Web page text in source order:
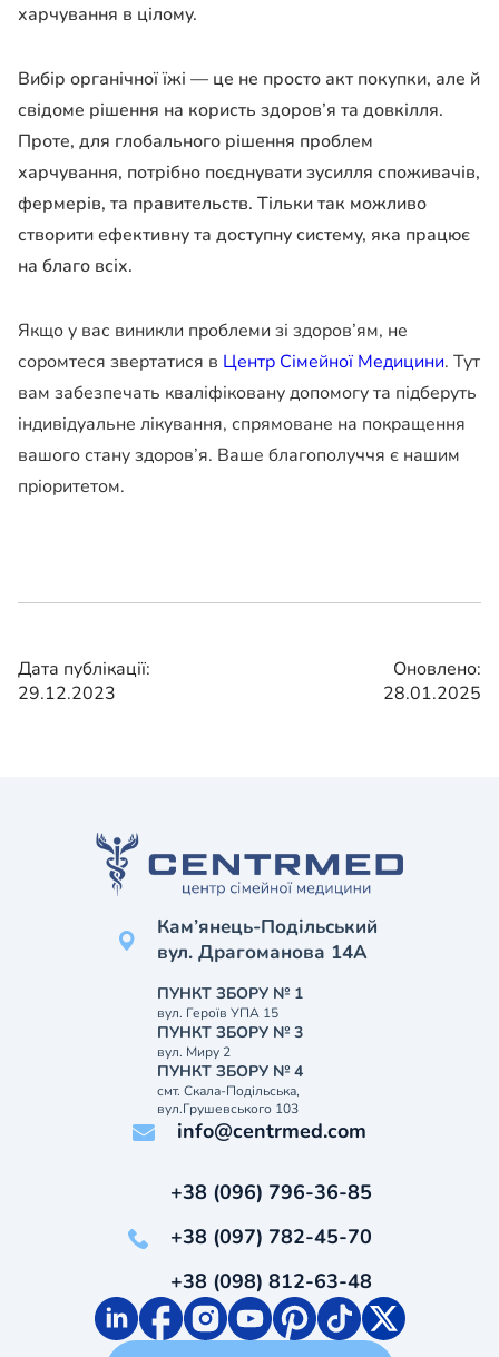
харчування в цілому.
Вибір органічної їжі — це не просто акт покупки, але й
свідоме рішення на користь здоров’я та довкілля.
Проте, для глобального рішення проблем
харчування, потрібно поєднувати зусилля споживачів,
фермерів, та правительств. Тільки так можливо
створити ефективну та доступну систему, яка працює
на благо всіх.
Якщо у вас виникли проблеми зі здоров’ям, не
соромтеся звертатися в Центр Сімейної Медицини. Тут
вам забезпечать кваліфіковану допомогу та підберуть
індивідуальне лікування, спрямоване на покращення
вашого стану здоров’я. Ваше благополуччя є нашим
пріоритетом.
Дата публікації:
29.12.2023
Оновлено:
28.01.2025
Кам’янець-Подільський
вул. Драгоманова 14А
ПУНКТ ЗБОРУ № 1
вул. Героїв УПА 15
ПУНКТ ЗБОРУ № 3
вул. Миру 2
ПУНКТ ЗБОРУ № 4
смт. Скала-Подільська,
вул.Грушевського 103
info@centrmed.com
+38 (096) 796-36-85
+38 (097) 782-45-70
+38 (098) 812-63-48